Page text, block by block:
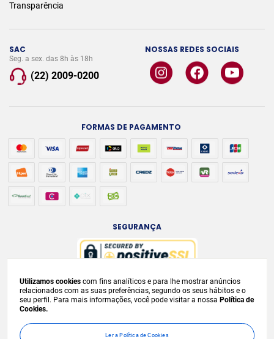
SAC
Seg. a sex. das 8h às 18h
(22) 2009-0200
NOSSAS REDES SOCIAIS
Transparência
FORMAS DE PAGAMENTO
SEGURANÇA
A venda e o consumo de bebidas alcoólicas são proibidos para menores de
18 anos. Bebida Alcoólica pode causar dependência química e, em excesso,
provoca
condições exclusivas para internet e válidos durante o dia de hoje, podendo
sofrer alterações sem
prévia notificação. No caso de faltar algum produto,
Utilizamos cookies com fins analíticos e para lhe mostrar anúncios
relacionados com as suas preferências, segundo os seus hábitos e o
seu perfil. Para mais informações, você pode visitar a nossa Política de
Cookies.
Ler a Política de Cookies